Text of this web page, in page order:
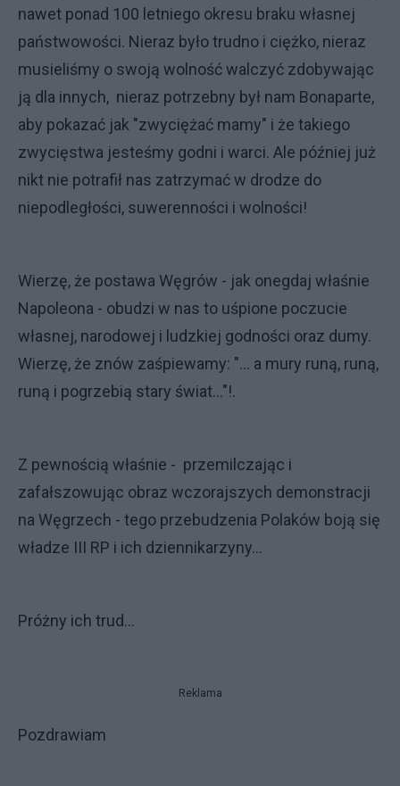
nawet ponad 100 letniego okresu braku własnej
państwowości. Nieraz było trudno i ciężko, nieraz
musieliśmy o swoją wolność walczyć zdobywając
ją dla innych, nieraz potrzebny był nam Bonaparte,
aby pokazać jak "zwyciężać mamy" i że takiego
zwycięstwa jesteśmy godni i warci. Ale później już
nikt nie potrafił nas zatrzymać w drodze do
niepodległości, suwerenności i wolności!
Wierzę, że postawa Węgrów - jak onegdaj właśnie
Napoleona - obudzi w nas to uśpione poczucie
własnej, narodowej i ludzkiej godności oraz dumy.
Wierzę, że znów zaśpiewamy: "... a mury runą, runą,
runą i pogrzebią stary świat..."!.
Z pewnością właśnie - przemilczając i
zafałszowując obraz wczorajszych demonstracji
na Węgrzech - tego przebudzenia Polaków boją się
władze III RP i ich dziennikarzyny...
Próżny ich trud...
Reklama
Pozdrawiam